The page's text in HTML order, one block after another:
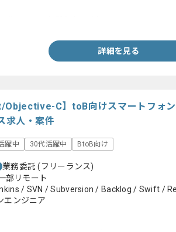
詳細を見る
C】toB向けスマートフォン
求人・案件
躍中 30代活躍中 BtoB向け
業務委託(フリーランス)
部リモート
/ SVN / Subversion / Backlog / Swift /
エンジニア